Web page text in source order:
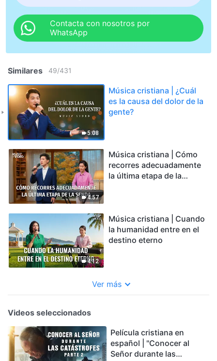
Contacta con nosotros por
WhatsApp
Similares 49/431
5:08
Música cristiana | ¿Cuál
es la causa del dolor de la
gente?
4:57
Música cristiana | Cómo
recorres adecuadamente
la última etapa de la
4:12
Música cristiana | Cuando
la humanidad entre en el
destino eterno
Ver más
Videos seleccionados
Película cristiana en
español | "Conocer al
Señor durante las